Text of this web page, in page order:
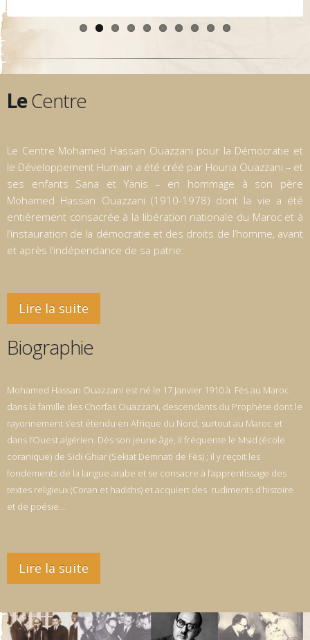
Le Centre
le Développement Humain a été créé par Houria Ouazzani – et
ses enfants Sana et Yanis – en hommage à son père
Mohamed Hassan Ouazzani (1910-1978) dont la vie a été
entièrement consacrée à la libération nationale du Maroc et à
l’instauration de la démocratie et des droits de l’homme, avant
et après l’indépendance de sa patrie.
Lire la suite
Biographie
dans la famille des Chorfas Ouazzani, descendants du Prophète dont le
rayonnement s’est étendu en Afrique du Nord, surtout au Maroc et
dans l’Ouest algérien. Dès son jeune âge, il fréquente le Msid (école
coranique) de Sidi Ghiar (Sekiat Demnati de Fès) ; il y reçoit les
fondements de la langue arabe et se consacre à l’apprentissage des
textes religieux (Coran et hadiths) et acquiert des rudiments d’histoire
et de poésie…
Lire la suite